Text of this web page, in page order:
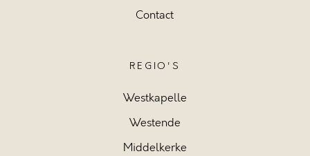
Contact
REGIO'S
Westkapelle
Westende
Middelkerke